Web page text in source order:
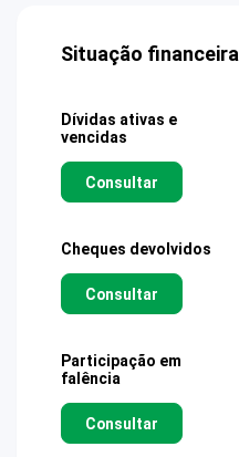
Situação financeira
Dívidas ativas e
vencidas
Consultar
Cheques devolvidos
Consultar
Participação em
falência
Consultar